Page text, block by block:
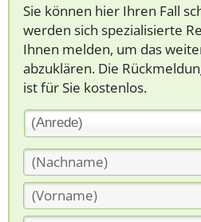
Sie können hier Ihren Fall
werden sich spezialisierte
Ihnen melden, um das
abzuklären. Die
ist für Sie kostenlos.
(Anrede)